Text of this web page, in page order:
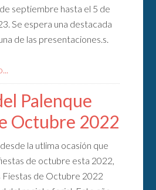
septiembre hasta el 5 de
Se espera una destacada
de las presentaciones.s.
Palenque
Octubre 2022
la utlima ocasión que
de octubre esta 2022,
Fiestas de Octubre 2022